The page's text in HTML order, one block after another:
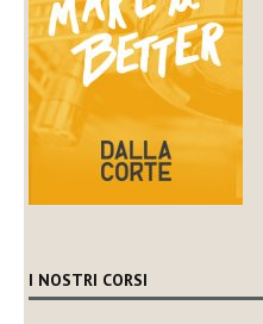
I NOSTRI CORSI